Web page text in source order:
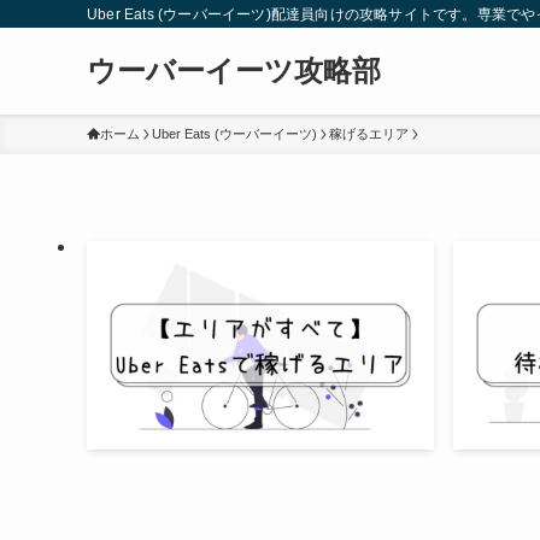
Uber Eats (ウーバーイーツ)配達員向けの攻略サイトです。専業で
ウーバーイーツ攻略部
ホーム Uber Eats (ウーバーイーツ) 稼げるエリア